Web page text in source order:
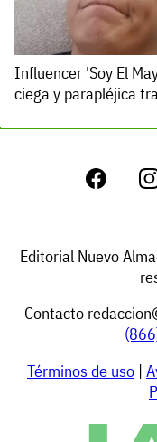
Influencer 'Soy El
ciega y parapléjica
Editorial Nuevo
Contacto
Términos de uso |